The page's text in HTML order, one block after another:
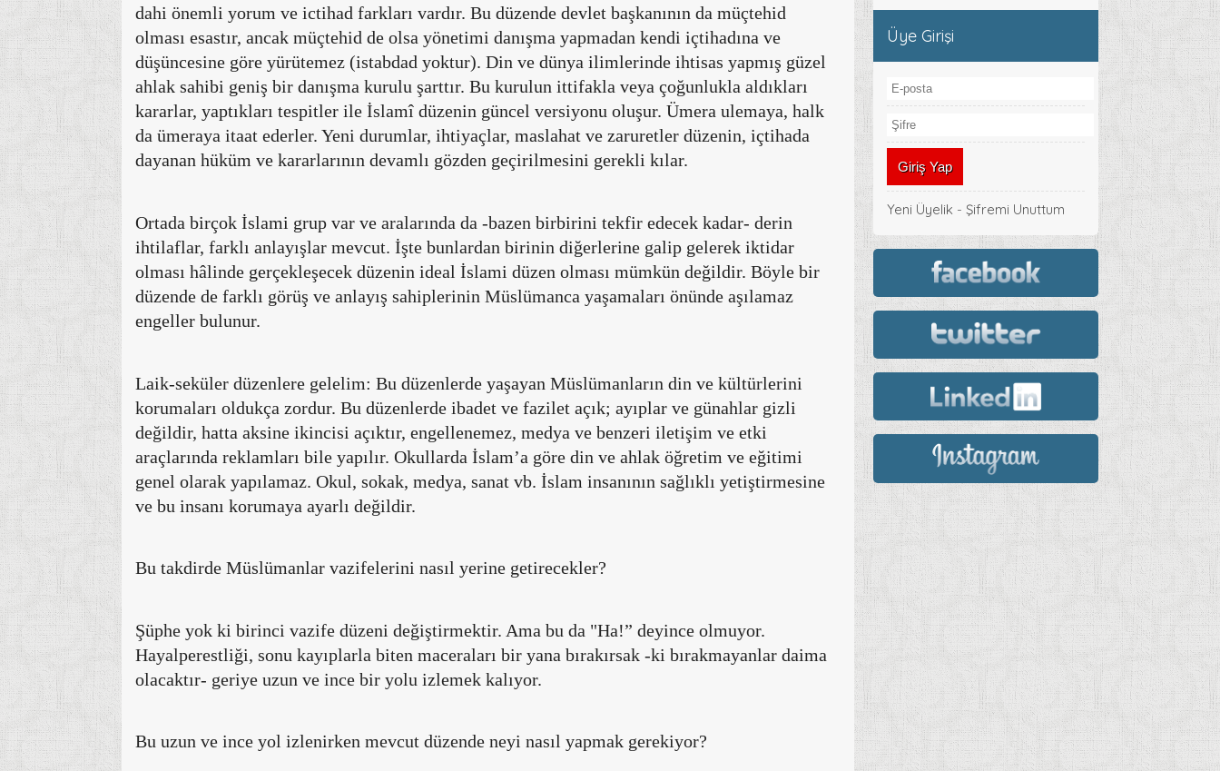
dahi önemli yorum ve ictihad farkları vardır. Bu düzende devlet başkanının da müçtehid
olması esastır, ancak müçtehid de olsa yönetimi danışma yapmadan kendi içtihadına ve
düşüncesine göre yürütemez (istabdad yoktur). Din ve dünya ilimlerinde ihtisas yapmış güzel
ahlak sahibi geniş bir danışma kurulu şarttır. Bu kurulun ittifakla veya çoğunlukla aldıkları
kararlar, yaptıkları tespitler ile İslamî düzenin güncel versiyonu oluşur. Ümera ulemaya, halk
da ümeraya itaat ederler. Yeni durumlar, ihtiyaçlar, maslahat ve zaruretler düzenin, içtihada
dayanan hüküm ve kararlarının devamlı gözden geçirilmesini gerekli kılar.
Ortada birçok İslami grup var ve aralarında da -bazen birbirini tekfir edecek kadar- derin
ihtilaflar, farklı anlayışlar mevcut. İşte bunlardan birinin diğerlerine galip gelerek iktidar
olması hâlinde gerçekleşecek düzenin ideal İslami düzen olması mümkün değildir. Böyle bir
düzende de farklı görüş ve anlayış sahiplerinin Müslümanca yaşamaları önünde aşılamaz
engeller bulunur.
Laik-seküler düzenlere gelelim: Bu düzenlerde yaşayan Müslümanların din ve kültürlerini
korumaları oldukça zordur. Bu düzenlerde ibadet ve fazilet açık; ayıplar ve günahlar gizli
değildir, hatta aksine ikincisi açıktır, engellenemez, medya ve benzeri iletişim ve etki
araçlarında reklamları bile yapılır. Okullarda İslam’a göre din ve ahlak öğretim ve eğitimi
genel olarak yapılamaz. Okul, sokak, medya, sanat vb. İslam insanının sağlıklı yetiştirmesine
ve bu insanı korumaya ayarlı değildir.
Bu takdirde Müslümanlar vazifelerini nasıl yerine getirecekler?
Şüphe yok ki birinci vazife düzeni değiştirmektir. Ama bu da "Ha!” deyince olmuyor.
Hayalperestliği, sonu kayıplarla biten maceraları bir yana bırakırsak -ki bırakmayanlar daima
olacaktır- geriye uzun ve ince bir yolu izlemek kalıyor.
Bu uzun ve ince yol izlenirken mevcut düzende neyi nasıl yapmak gerekiyor?
Üye Girişi
Yeni Üyelik -Şifremi Unuttum